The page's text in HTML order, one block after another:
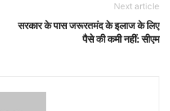
Next article
सरकार के पास जरूरतमंद के इलाज के लिए
पैसे की कमी नहीं: सीएम